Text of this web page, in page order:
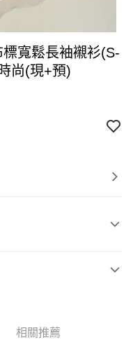
寬鬆長袖襯衫(S-
尚(現+預)
相關推薦